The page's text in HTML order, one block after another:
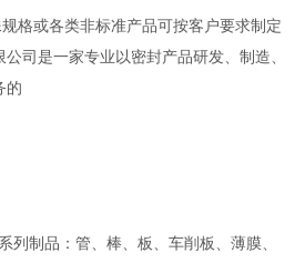
格或各类非标准产品可按客户要求制定
司是一家专业以密封产品研发、制造、
的
制品：管、棒、板、车削板、薄膜、